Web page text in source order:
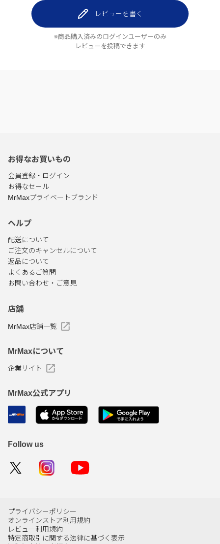
レビューを書く
※商品購入済みのログインユーザーのみ
レビューを投稿できます
お得なお買いもの
会員登録・ログイン
お得なセール
MrMaxプライベートブランド
ヘルプ
配送について
ご注文のキャンセルについて
返品について
よくあるご質問
お問い合わせ・ご意見
店舗
MrMax店舗一覧
MrMaxについて
企業サイト
MrMax公式アプリ
Follow us
プライバシーポリシー
オンラインストア利用規約
レビュー利用規約
特定商取引に関する法律に基づく表示